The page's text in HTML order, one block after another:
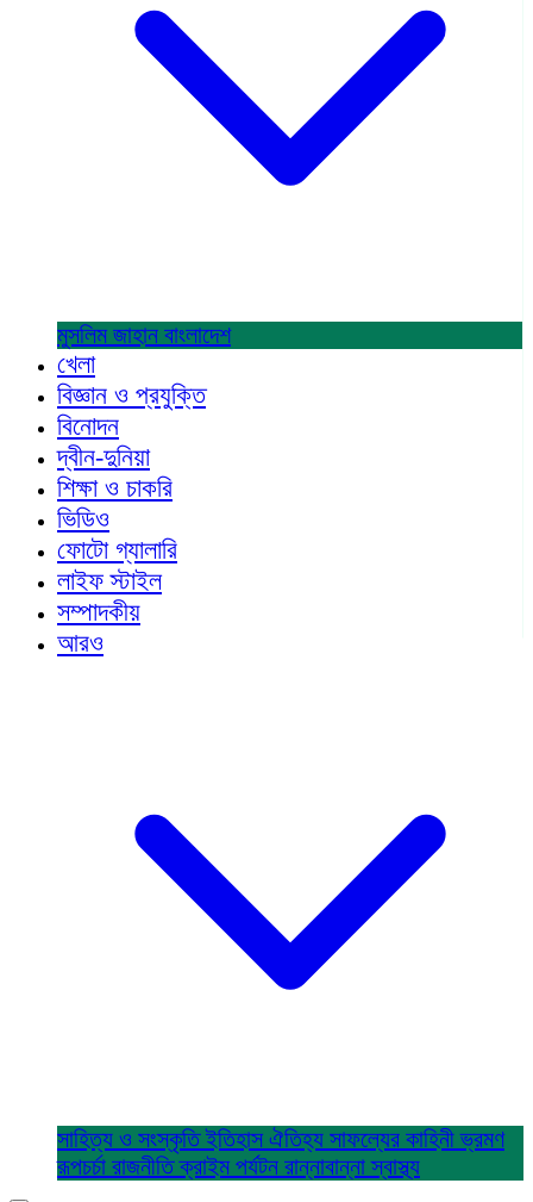
মুসলিম জাহান বাংলাদেশ
খেলা
বিজ্ঞান ও প্রযুক্তি
বিনোদন
দ্বীন-দুনিয়া
শিক্ষা ও চাকরি
ভিডিও
ফোটো গ্যালারি
লাইফ স্টাইল
সম্পাদকীয়
আরও
সাহিত্য ও সংস্কৃতিইতিহাস ঐতিহ্য সাফল্যের কাহিনীভ্রমণ
রূপচর্চা রাজনীতিক্রাইম পর্যটন রান্নাবান্নাস্বাস্থ্য